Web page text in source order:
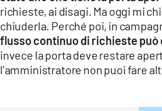
richieste, ai disagi. Ma oggi mi
chiuderla. Perché poi, in
flusso continuo di richieste può
invece la porta deve restare
l'amministratore non puoi fare